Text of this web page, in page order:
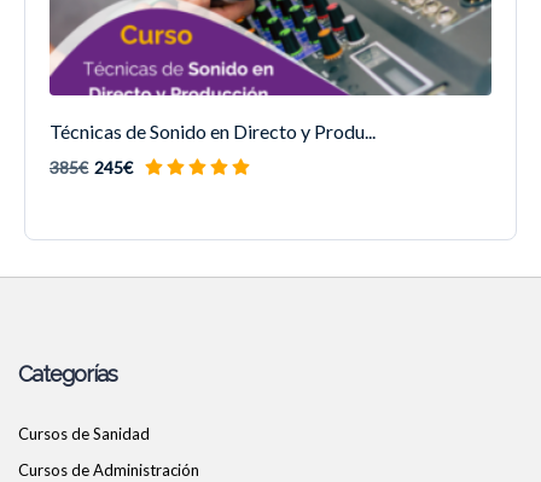
Técnicas de Sonido en Directo y Produ...
385€ 245€
Categorías
Cursos de Sanidad
Cursos de Administración